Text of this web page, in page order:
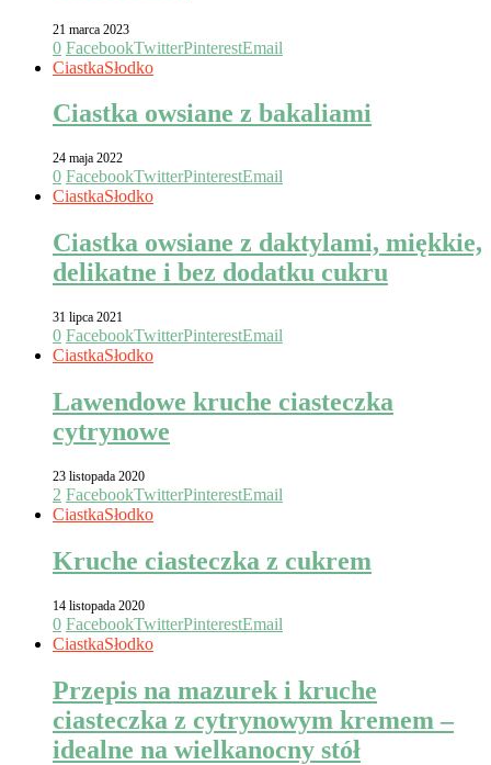
21 marca 2023
0 FacebookTwitterPinterestEmail
CiastkaSłodko
Ciastka owsiane z bakaliami
24 maja 2022
0 FacebookTwitterPinterestEmail
CiastkaSłodko
Ciastka owsiane z daktylami, miękkie,
delikatne i bez dodatku cukru
31 lipca 2021
0 FacebookTwitterPinterestEmail
CiastkaSłodko
Lawendowe kruche ciasteczka
cytrynowe
23 listopada 2020
2 FacebookTwitterPinterestEmail
CiastkaSłodko
Kruche ciasteczka z cukrem
14 listopada 2020
0 FacebookTwitterPinterestEmail
CiastkaSłodko
Przepis na mazurek i kruche
ciasteczka z cytrynowym kremem –
idealne na wielkanocny stół